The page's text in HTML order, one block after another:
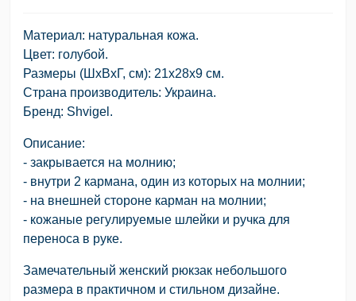
Материал: натуральная кожа.
Цвет: голубой.
Размеры (ШхВхГ, см): 21х28х9 см.
Страна производитель: Украина.
Бренд: Shvigel.
Описание:
- закрывается на молнию;
- внутри 2 кармана, один из которых на молнии;
- на внешней стороне карман на молнии;
- кожаные регулируемые шлейки и ручка для
переноса в руке.
Замечательный женский рюкзак небольшого
размера в практичном и стильном дизайне.